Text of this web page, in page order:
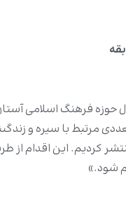
فرهنگ اسلامى
مرتبط با سیره و
کردیم. این اقدام
شود.»